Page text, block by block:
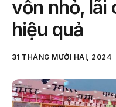
Thông tin thuế
Về chúng tôi
vốn nhỏ, lãi
hiệu quả
31 THÁNG MƯỜI HAI, 2024